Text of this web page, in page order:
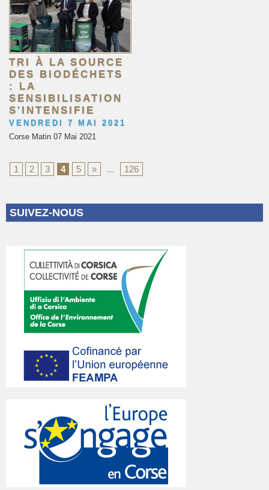
TRI À LA SOURCE
DES BIODÉCHETS
: LA
SENSIBILISATION
S'INTENSIFIE
VENDREDI 7 MAI 2021
Corse Matin 07 Mai 2021
1 2 3 4 5 » ... 126
SUIVEZ-NOUS